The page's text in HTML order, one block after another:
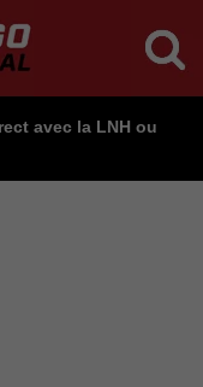
avec la LNH ou